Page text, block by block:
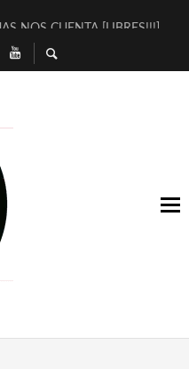
NOS CUENTA [LIBRES!!!]
DE SANDRA MONFORT
DIRECTOR TEATRAL CLAUDIO
KATARSIS DEL TOMATAZO
EN #EXVITA
[BITÁCORA 3.0] EN EXVITA
EN EXVITA [RELATIVA
INTERPRETANDO A SERRAT